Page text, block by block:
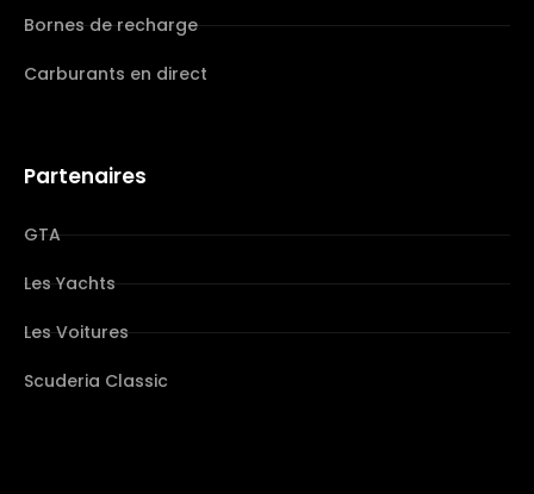
Bornes de recharge
Carburants en direct
Partenaires
GTA
Les Yachts
Les Voitures
Scuderia Classic